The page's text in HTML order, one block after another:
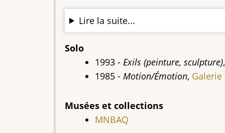
Lire la suite...
Solo
1993 - Exils (peinture, sculpture)
1985 - Motion/Émotion, Galerie
Musées et collections
MNBAQ